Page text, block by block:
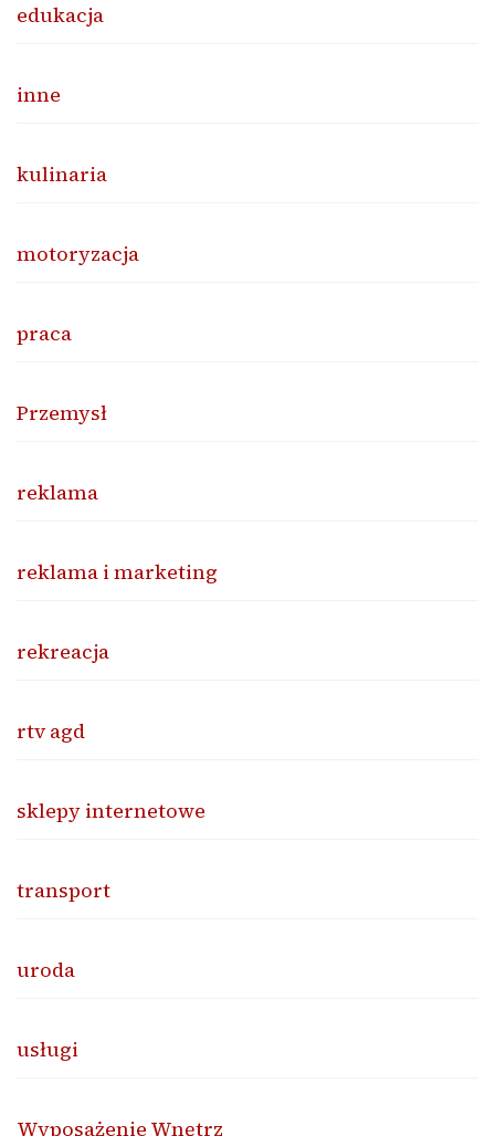
edukacja
inne
kulinaria
motoryzacja
praca
Przemysł
reklama
reklama i marketing
rekreacja
rtv agd
sklepy internetowe
transport
uroda
usługi
Wyposażenie Wnętrz